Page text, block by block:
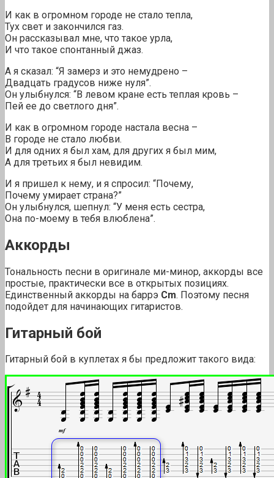
И как в огромном городе не стало тепла,
Тух свет и закончился газ.
Он рассказывал мне, что такое урла,
И что такое спонтанный джаз.
А я сказал: “Я замерз и это немудрено –
Двадцать градусов ниже нуля”.
Он улыбнулся: “В левом кране есть теплая кровь –
Пей ее до светлого дня”.
И как в огромном городе настала весна –
В городе не стало любви.
И для одних я был хам, для других я был мим,
А для третьих я был невидим.
И я пришел к нему, и я спросил: “Почему,
Почему умирает страна?”
Он улыбнулся, шепнул: “У меня есть сестра,
Она по-моему в тебя влюблена”.
Аккорды
Тональность песни в оригинале ми-минор, аккорды все
простые, практически все в открытых позициях.
Единственный аккорды на баррэ Cm. Поэтому песня
подойдет для начинающих гитаристов.
Гитарный бой
Гитарный бой в куплетах я бы предложит такого вида: